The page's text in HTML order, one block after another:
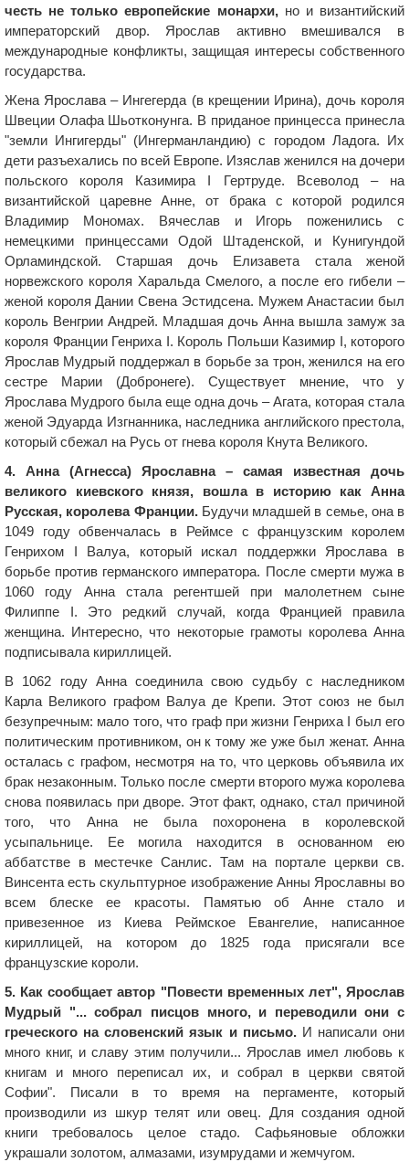
честь не только европейские монархи,но и византийский
императорский двор. Ярослав активно вмешивался в
международные конфликты, защищая интересы собственного
государства.
Жена Ярослава – Ингегерда (в крещении Ирина), дочь короля
Швеции Олафа Шьотконунга. В приданое принцесса принесла
"земли Ингигерды" (Ингерманландию) с городом Ладога. Их
дети разъехались по всей Европе. Изяслав женился на дочери
польского короля Казимира І Гертруде. Всеволод – на
византийской царевне Анне, от брака с которой родился
Владимир Мономах. Вячеслав и Игорь поженились с
немецкими принцессами Одой Штаденской, и Кунигундой
Орламиндской. Старшая дочь Елизавета стала женой
норвежского короля Харальда Смелого, а после его гибели –
женой короля Дании Свена Эстидсена. Мужем Анастасии был
король Венгрии Андрей. Младшая дочь Анна вышла замуж за
короля Франции Генриха I. Король Польши Казимир I, которого
Ярослав Мудрый поддержал в борьбе за трон, женился на его
сестре Марии (Добронеге). Существует мнение, что у
Ярослава Мудрого была еще одна дочь – Агата, которая стала
женой Эдуарда Изгнанника, наследника английского престола,
который сбежал на Русь от гнева короля Кнута Великого.
4. Анна (Агнесса) Ярославна – самая известная дочь
великого киевского князя, вошла в историю как Анна
Русская, королева Франции.Будучи младшей в семье, она в
1049 году обвенчалась в Реймсе с французским королем
Генрихом І Валуа, который искал поддержки Ярослава в
борьбе против германского императора. После смерти мужа в
1060 году Анна стала регентшей при малолетнем сыне
Филиппе I. Это редкий случай, когда Францией правила
женщина. Интересно, что некоторые грамоты королева Анна
подписывала кириллицей.
В 1062 году Анна соединила свою судьбу с наследником
Карла Великого графом Валуа де Крепи. Этот союз не был
безупречным: мало того, что граф при жизни Генриха І был его
политическим противником, он к тому же уже был женат. Анна
осталась с графом, несмотря на то, что церковь объявила их
брак незаконным. Только после смерти второго мужа королева
снова появилась при дворе. Этот факт, однако, стал причиной
того, что Анна не была похоронена в королевской
усыпальнице. Ее могила находится в основанном ею
аббатстве в местечке Санлис. Там на портале церкви св.
Винсента есть скульптурное изображение Анны Ярославны во
всем блеске ее красоты. Памятью об Анне стало и
привезенное из Киева Реймское Евангелие, написанное
кириллицей, на котором до 1825 года присягали все
французские короли.
5. Как сообщает автор "Повести временных лет", Ярослав
Мудрый "... собрал писцов много, и переводили они с
греческого на словенский язык и письмо.И написали они
много книг, и славу этим получили... Ярослав имел любовь к
книгам и много переписал их, и собрал в церкви святой
Софии". Писали в то время на пергаменте, который
производили из шкур телят или овец. Для создания одной
книги требовалось целое стадо. Сафьяновые обложки
украшали золотом, алмазами, изумрудами и жемчугом.